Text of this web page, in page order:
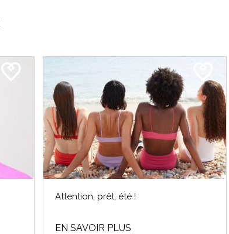
Attention, prêt, été !
EN SAVOIR PLUS